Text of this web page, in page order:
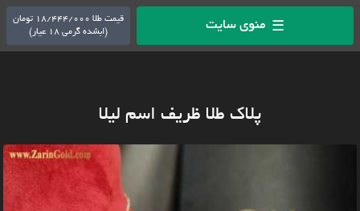
☰ منوی سایت
قیمت طلا 18/444/000 تومان
(ابشده گرمی 18 عیار)
پلاک طلا ظریف اسم لیلا